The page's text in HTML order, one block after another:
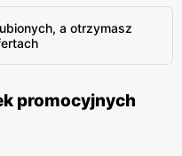
a otrzymasz
promocyjnych